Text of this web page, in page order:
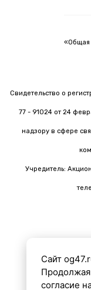
«Общая
Свидетельство о
77 - 91024 от 24
надзору в сфере
Учредитель:
Все
Сайт
Продолжая
согласие